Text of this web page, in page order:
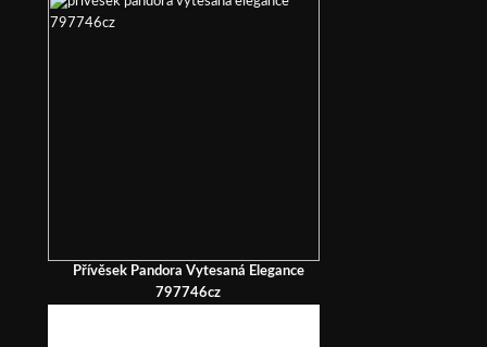
Přívěsek Pandora Vytesaná Elegance
797746cz